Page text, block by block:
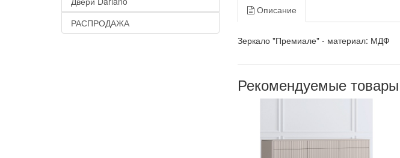
РАСПРОДАЖА
Описание
Зеркало "Премиале" - материал: МДФ
Рекомендуемые товары